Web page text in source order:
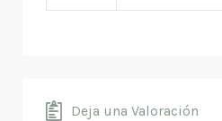
Deja una Valoración